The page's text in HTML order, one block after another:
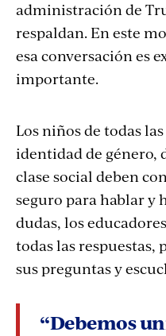
administración de
respaldan. En este
esa conversación es
importante.
Los niños de todas
identidad de género,
clase social deben
seguro para hablar y
dudas, los
todas las
sus preguntas y
“Debemos